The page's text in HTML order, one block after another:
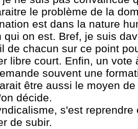
le problème de la
est dans la nature
qui on est. Bref, je suis
de chacun sur ce point
libre court. Enfin, un vote
souvent une
être aussi le moyen
décide.
s'est
de subir.